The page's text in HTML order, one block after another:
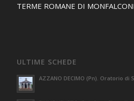
TERME ROMANE DI
ULTIME SCHEDE
AZZANO DECIMO (Pn). Oratorio di